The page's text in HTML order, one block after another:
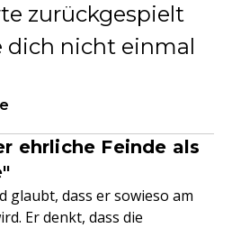
zurückgespielt
dich nicht einmal
ehrliche Feinde als
glaubt, dass er sowieso am
Er denkt, dass die